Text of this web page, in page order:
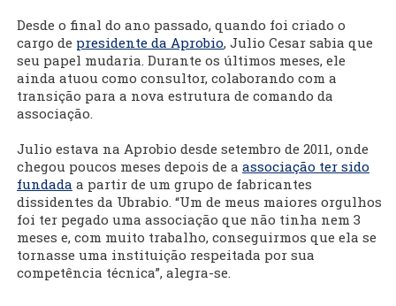
Desde o final do ano passado, quando foi criado o
cargo de presidente da Aprobio, Julio Cesar sabia que
seu papel mudaria. Durante os últimos meses, ele
ainda atuou como consultor, colaborando com a
transição para a nova estrutura de comando da
associação.
Julio estava na Aprobio desde setembro de 2011, onde
chegou poucos meses depois de a associação ter sido
fundada a partir de um grupo de fabricantes
dissidentes da Ubrabio. “Um de meus maiores orgulhos
foi ter pegado uma associação que não tinha nem 3
meses e, com muito trabalho, conseguirmos que ela se
tornasse uma instituição respeitada por sua
competência técnica”, alegra-se.